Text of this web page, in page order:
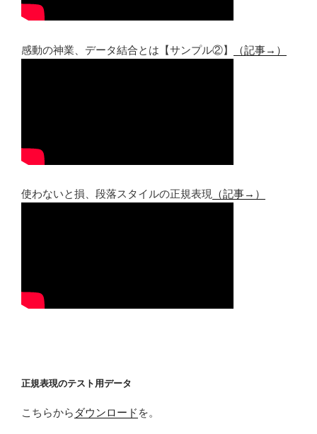
感動の神業、データ結合とは【サンプル②】 （記事→）
使わないと損、段落スタイルの正規表現 （記事→）
正規表現のテスト用データ
こちらから ダウンロード を。